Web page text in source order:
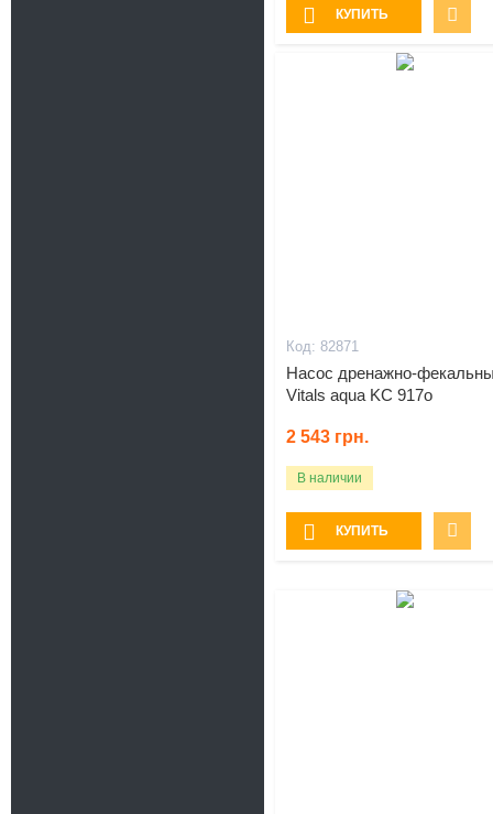
КУПИТЬ
82871
Насос дренажно-
Vitals aqua KC 917o
2 543 грн.
В наличии
КУПИТЬ